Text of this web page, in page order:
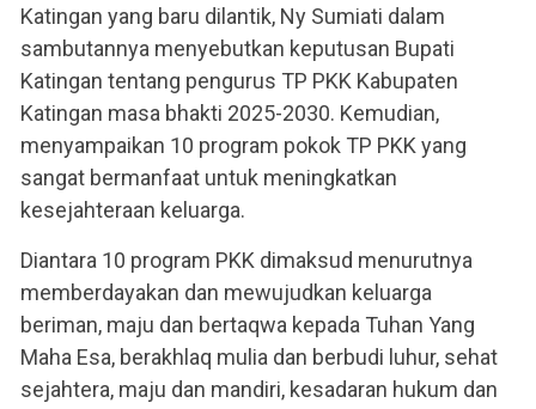
Katingan yang baru dilantik, Ny Sumiati dalam
sambutannya menyebutkan keputusan Bupati
Katingan tentang pengurus TP PKK Kabupaten
Katingan masa bhakti 2025-2030. Kemudian,
menyampaikan 10 program pokok TP PKK yang
sangat bermanfaat untuk meningkatkan
kesejahteraan keluarga.
Diantara 10 program PKK dimaksud menurutnya
memberdayakan dan mewujudkan keluarga
beriman, maju dan bertaqwa kepada Tuhan Yang
Maha Esa, berakhlaq mulia dan berbudi luhur, sehat
sejahtera, maju dan mandiri, kesadaran hukum dan